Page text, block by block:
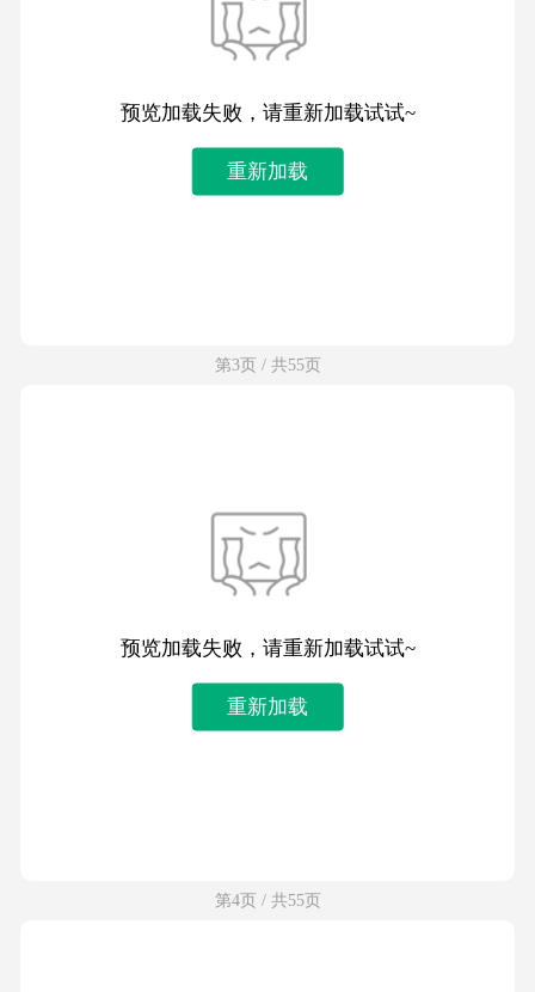
预览加载失败，请重新加载试试~
重新加载
第3页 / 共55页
预览加载失败，请重新加载试试~
重新加载
第4页 / 共55页